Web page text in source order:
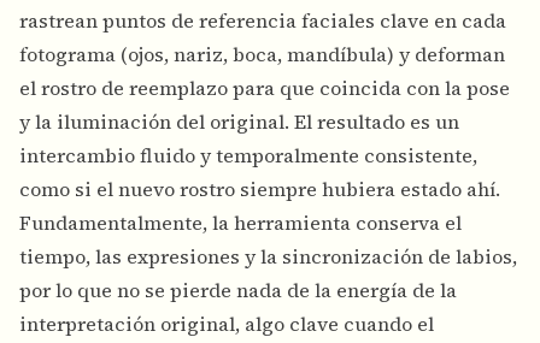
rastrean puntos de referencia faciales clave en cada
fotograma (ojos, nariz, boca, mandíbula) y deforman
el rostro de reemplazo para que coincida con la pose
y la iluminación del original. El resultado es un
intercambio fluido y temporalmente consistente,
como si el nuevo rostro siempre hubiera estado ahí.
Fundamentalmente, la herramienta conserva el
tiempo, las expresiones y la sincronización de labios,
por lo que no se pierde nada de la energía de la
interpretación original, algo clave cuando el